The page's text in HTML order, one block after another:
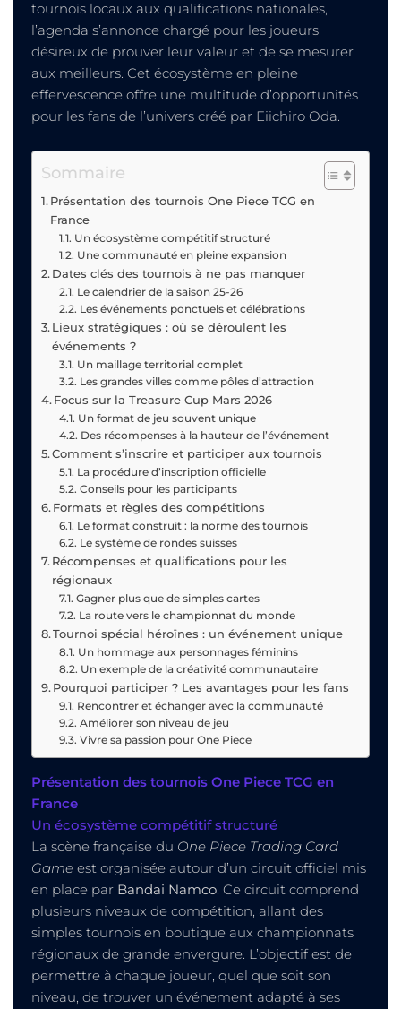
tournois locaux aux qualifications nationales,
l’agenda s’annonce chargé pour les joueurs
désireux de prouver leur valeur et de se mesurer
aux meilleurs. Cet écosystème en pleine
effervescence offre une multitude d’opportunités
pour les fans de l’univers créé par Eiichiro Oda.
Sommaire
Présentation des tournois One Piece TCG en
France
Un écosystème compétitif structuré
Une communauté en pleine expansion
Dates clés des tournois à ne pas manquer
Le calendrier de la saison 25-26
Les événements ponctuels et célébrations
Lieux stratégiques : où se déroulent les
événements ?
Un maillage territorial complet
Les grandes villes comme pôles d’attraction
Focus sur la Treasure Cup Mars 2026
Un format de jeu souvent unique
Des récompenses à la hauteur de l’événement
Comment s’inscrire et participer aux tournois
La procédure d’inscription officielle
Conseils pour les participants
Formats et règles des compétitions
Le format construit : la norme des tournois
Le système de rondes suisses
Récompenses et qualifications pour les
régionaux
Gagner plus que de simples cartes
La route vers le championnat du monde
Tournoi spécial héroïnes : un événement unique
Un hommage aux personnages féminins
Un exemple de la créativité communautaire
Pourquoi participer ? Les avantages pour les fans
Rencontrer et échanger avec la communauté
Améliorer son niveau de jeu
Vivre sa passion pour One Piece
Présentation des tournois One Piece TCG en
France
Un écosystème compétitif structuré
La scène française du One Piece Trading Card
Gameest organisée autour d’un circuit officiel mis
en place par Bandai Namco. Ce circuit comprend
plusieurs niveaux de compétition, allant des
simples tournois en boutique aux championnats
régionaux de grande envergure. L’objectif est de
permettre à chaque joueur, quel que soit son
niveau, de trouver un événement adapté à ses